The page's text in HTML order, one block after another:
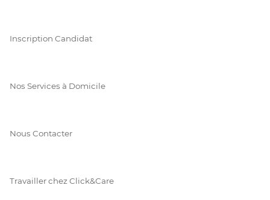
Inscription Candidat
Nos Services à Domicile
Nous Contacter
Travailler chez Click&Care